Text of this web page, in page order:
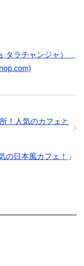
タラチャンジャ）
！人気のカフェと
の日本風カフェ！ 」